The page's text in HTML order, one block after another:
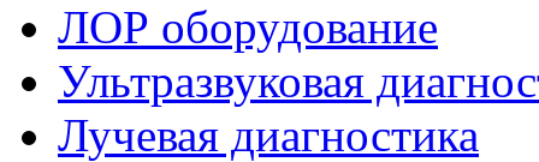
ЛОР оборудование
Ультразвуковая
Лучевая диагностика